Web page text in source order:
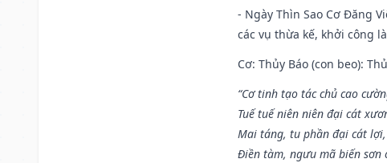
- Ngày Thìn Sao Cơ Đăng
các vụ thừa kế, khởi công
Cơ: Thủy Báo (con beo):
“Cơ tinh tạo tác chủ cao
Tuế tuế niên niên đại cát
Mai táng, tu phần đại cát lợi,
Điền tàm, ngưu mã biến sơn